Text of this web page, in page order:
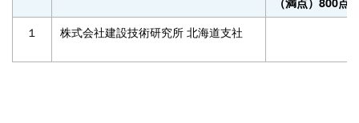
１ 株式会社建設技術研究所 北海道支社